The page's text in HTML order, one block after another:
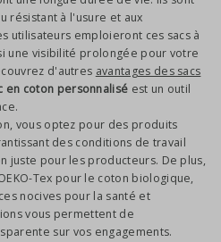
résistant à l'usure et aux
utilisateurs emploieront ces sacs à
une visibilité prolongée pour votre
d'autres avantages des sacs
en coton personnalisé est un outil
vous optez pour des produits
des conditions de travail
juste pour les producteurs. De plus,
Tex pour le coton biologique,
nocives pour la santé et
vous permettent de
sur vos engagements.